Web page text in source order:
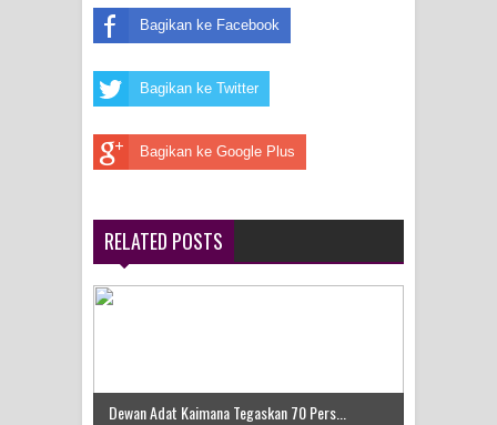
Frontier into National Food Belt with
Mechanized Rice Expansion
dan Penanaman Padi di Merauke
at Indonesia's National Craft
Bagikan ke Facebook
Bagikan ke Twitter
Bagikan ke Google Plus
RELATED POSTS
Dewan Adat Kaimana Tegaskan 70 Pers...